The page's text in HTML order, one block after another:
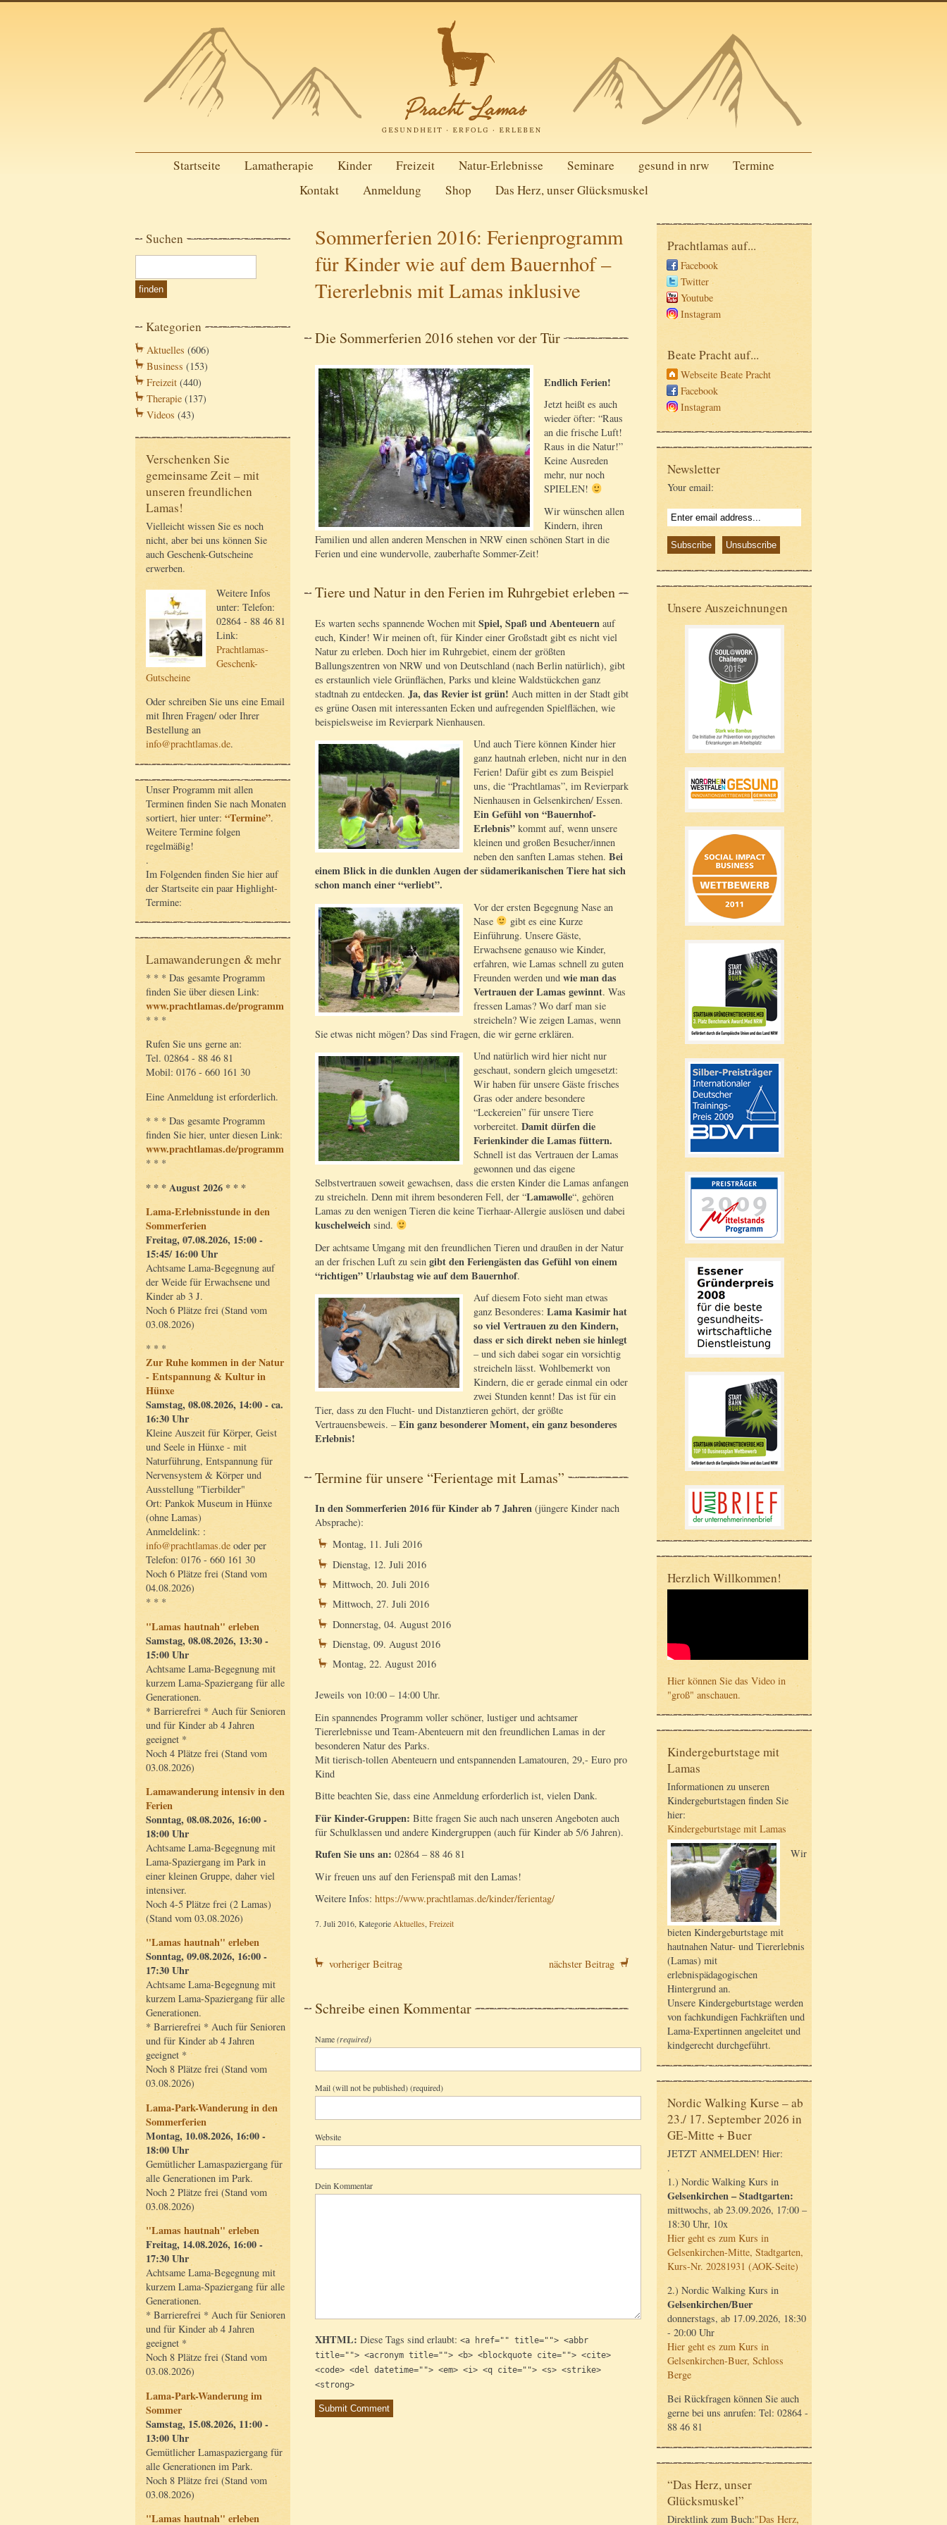
Startseite Lamatherapie Kinder Freizeit Natur-Erlebnisse Seminare gesund in nrw
Termine
Kontakt
Anmeldung Shop Das Herz, unser Glücksmuskel
Suchen
Kategorien
Aktuelles (606)
Business (153)
Freizeit (440)
Therapie (137)
Videos (43)
Verschenken Sie
gemeinsame Zeit – mit
unseren freundlichen
Lamas!
Vielleicht wissen Sie es noch
nicht, aber bei uns können Sie
auch Geschenk-Gutscheine
erwerben.
Weitere Infos
unter: Telefon:
02864 - 88 46 81
Link:
Prachtlamas-
Geschenk-
Gutscheine
Oder schreiben Sie uns eine Email
mit Ihren Fragen/ oder Ihrer
Bestellung an
info@prachtlamas.de.
Unser Programm mit allen
Terminen finden Sie nach Monaten
sortiert, hier unter: “Termine”.
Weitere Termine folgen
regelmäßig!
.
Im Folgenden finden Sie hier auf
der Startseite ein paar Highlight-
Termine:
Lamawanderungen & mehr
* * * Das gesamte Programm
finden Sie über diesen Link:
www.prachtlamas.de/programm
* * *
Rufen Sie uns gerne an:
Tel. 02864 - 88 46 81
Mobil: 0176 - 660 161 30
Eine Anmeldung ist erforderlich.
* * * Das gesamte Programm
finden Sie hier, unter diesen Link:
www.prachtlamas.de/programm
* * *
* * * August 2026 * * *
Lama-Erlebnisstunde in den
Sommerferien
Freitag, 07.08.2026, 15:00 -
15:45/ 16:00 Uhr
Achtsame Lama-Begegnung auf
der Weide für Erwachsene und
Kinder ab 3 J.
Noch 6 Plätze frei (Stand vom
03.08.2026)
* * *
Zur Ruhe kommen in der Natur
- Entspannung & Kultur in
Hünxe
Samstag, 08.08.2026, 14:00 - ca.
16:30 Uhr
Kleine Auszeit für Körper, Geist
und Seele in Hünxe - mit
Naturführung, Entspannung für
Nervensystem & Körper und
Ausstellung "Tierbilder"
Ort: Pankok Museum in Hünxe
(ohne Lamas)
Anmeldelink: :
info@prachtlamas.de oder per
Telefon: 0176 - 660 161 30
Noch 6 Plätze frei (Stand vom
04.08.2026)
* * *
"Lamas hautnah" erleben
Samstag, 08.08.2026, 13:30 -
15:00 Uhr
Achtsame Lama-Begegnung mit
kurzem Lama-Spaziergang für alle
Generationen.
* Barrierefrei * Auch für Senioren
und für Kinder ab 4 Jahren
geeignet *
Noch 4 Plätze frei (Stand vom
03.08.2026)
Lamawanderung intensiv in den
Ferien
Sonntag, 08.08.2026, 16:00 -
18:00 Uhr
Achtsame Lama-Begegnung mit
Lama-Spaziergang im Park in
einer kleinen Gruppe, daher viel
intensiver.
Noch 4-5 Plätze frei (2 Lamas)
(Stand vom 03.08.2026)
"Lamas hautnah" erleben
Sonntag, 09.08.2026, 16:00 -
17:30 Uhr
Achtsame Lama-Begegnung mit
kurzem Lama-Spaziergang für alle
Generationen.
* Barrierefrei * Auch für Senioren
und für Kinder ab 4 Jahren
geeignet *
Noch 8 Plätze frei (Stand vom
03.08.2026)
Lama-Park-Wanderung in den
Sommerferien
Montag, 10.08.2026, 16:00 -
18:00 Uhr
Gemütlicher Lamaspaziergang für
alle Generationen im Park.
Noch 2 Plätze frei (Stand vom
03.08.2026)
"Lamas hautnah" erleben
Freitag, 14.08.2026, 16:00 -
17:30 Uhr
Achtsame Lama-Begegnung mit
kurzem Lama-Spaziergang für alle
Generationen.
* Barrierefrei * Auch für Senioren
und für Kinder ab 4 Jahren
geeignet *
Noch 8 Plätze frei (Stand vom
03.08.2026)
Lama-Park-Wanderung im
Sommer
Samstag, 15.08.2026, 11:00 -
13:00 Uhr
Gemütlicher Lamaspaziergang für
alle Generationen im Park.
Noch 8 Plätze frei (Stand vom
03.08.2026)
"Lamas hautnah" erleben
Sommerferien 2016: Ferienprogramm
für Kinder wie auf dem Bauernhof –
Tiererlebnis mit Lamas inklusive
Die Sommerferien 2016 stehen vor der Tür
Endlich Ferien!
Jetzt heißt es auch
wieder öfter: “Raus
an die frische Luft!
Raus in die Natur!”
Keine Ausreden
mehr, nur noch
SPIELEN!
Wir wünschen allen
Kindern, ihren
Familien und allen anderen Menschen in NRW einen schönen Start in die
Ferien und eine wundervolle, zauberhafte Sommer-Zeit!
Tiere und Natur in den Ferien im Ruhrgebiet erleben
Es warten sechs spannende Wochen mit Spiel, Spaß und Abenteuern auf
euch, Kinder! Wir meinen oft, für Kinder einer Großstadt gibt es nicht viel
Natur zu erleben. Doch hier im Ruhrgebiet, einem der größten
Ballungszentren von NRW und von Deutschland (nach Berlin natürlich), gibt
es erstaunlich viele Grünflächen, Parks und kleine Waldstückchen ganz
stadtnah zu entdecken. Ja, das Revier ist grün! Auch mitten in der Stadt gibt
es grüne Oasen mit interessanten Ecken und aufregenden Spielflächen, wie
beispielsweise im Revierpark Nienhausen.
Und auch Tiere können Kinder hier
ganz hautnah erleben, nicht nur in den
Ferien! Dafür gibt es zum Beispiel
uns, die “Prachtlamas”, im Revierpark
Nienhausen in Gelsenkirchen/ Essen.
Ein Gefühl von “Bauernhof-
Erlebnis” kommt auf, wenn unsere
kleinen und großen Besucher/innen
neben den sanften Lamas stehen. Bei
einem Blick in die dunklen Augen der südamerikanischen Tiere hat sich
schon manch einer “verliebt”.
Vor der ersten Begegnung Nase an
Nase
gibt es eine Kurze
Einführung. Unsere Gäste,
Erwachsene genauso wie Kinder,
erfahren, wie Lamas schnell zu guten
Freunden werden und wie man das
Vertrauen der Lamas gewinnt. Was
fressen Lamas? Wo darf man sie
streicheln? Wie zeigen Lamas, wenn
Sie etwas nicht mögen? Das sind Fragen, die wir gerne erklären.
Und natürlich wird hier nicht nur
geschaut, sondern gleich umgesetzt:
Wir haben für unsere Gäste frisches
Gras oder andere besondere
“Leckereien” für unsere Tiere
vorbereitet. Damit dürfen die
Ferienkinder die Lamas füttern.
Schnell ist das Vertrauen der Lamas
gewonnen und das eigene
Selbstvertrauen soweit gewachsen, dass die ersten Kinder die Lamas anfangen
zu streicheln. Denn mit ihrem besonderen Fell, der “Lamawolle“, gehören
Lamas zu den wenigen Tieren die keine Tierhaar-Allergie auslösen und dabei
kuschelweich sind.
Der achtsame Umgang mit den freundlichen Tieren und draußen in der Natur
an der frischen Luft zu sein gibt den Feriengästen das Gefühl von einem
“richtigen” Urlaubstag wie auf dem Bauernhof.
Auf diesem Foto sieht man etwas
ganz Besonderes: Lama Kasimir hat
so viel Vertrauen zu den Kindern,
dass er sich direkt neben sie hinlegt
– und sich dabei sogar ein vorsichtig
streicheln lässt. Wohlbemerkt von
Kindern, die er gerade einmal ein oder
zwei Stunden kennt! Das ist für ein
Tier, dass zu den Flucht- und Distanztieren gehört, der größte
Vertrauensbeweis. –Ein ganz besonderer Moment, ein ganz besonderes
Erlebnis!
Termine für unsere “Ferientage mit Lamas”
In den Sommerferien 2016 für Kinder ab 7 Jahren (jüngere Kinder nach
Absprache):
Montag, 11. Juli 2016
Dienstag, 12. Juli 2016
Mittwoch, 20. Juli 2016
Mittwoch, 27. Juli 2016
Donnerstag, 04. August 2016
Dienstag, 09. August 2016
Montag, 22. August 2016
Jeweils von 10:00 – 14:00 Uhr.
Ein spannendes Programm voller schöner, lustiger und achtsamer
Tiererlebnisse und Team-Abenteuern mit den freundlichen Lamas in der
besonderen Natur des Parks.
Mit tierisch-tollen Abenteuern und entspannenden Lamatouren, 29,- Euro pro
Kind
Bitte beachten Sie, dass eine Anmeldung erforderlich ist, vielen Dank.
Für Kinder-Gruppen: Bitte fragen Sie auch nach unseren Angeboten auch
für Schulklassen und andere Kindergruppen (auch für Kinder ab 5/6 Jahren).
Rufen Sie uns an: 02864 – 88 46 81
Wir freuen uns auf den Ferienspaß mit den Lamas!
Weitere Infos: https://www.prachtlamas.de/kinder/ferientag/
7. Juli 2016, Kategorie Aktuelles Freizeit
vorheriger Beitrag nächster Beitrag
Schreibe einen Kommentar
Name(required)
Mail (will not be published) (required)
Website
Dein Kommentar
XHTML: Diese Tags sind erlaubt: <a href="" title=""> <abbr
title=""> <acronym title=""> <b> <blockquote cite=""> <cite>
<code> <del datetime=""> <em> <i> <q cite=""> <s> <strike>
<strong>
Prachtlamas auf...
Facebook
Twitter
Youtube
Instagram
Beate Pracht auf...
Webseite Beate Pracht
Facebook
Instagram
Newsletter
Your email:
Unsere Auszeichnungen
Herzlich Willkommen!
Hier können Sie das Video in
"groß" anschauen.
Kindergeburtstage mit
Lamas
Informationen zu unseren
Kindergeburtstagen finden Sie
hier:
Kindergeburtstage mit Lamas
Wir
bieten Kindergeburtstage mit
hautnahen Natur- und Tiererlebnis
(Lamas) mit
erlebnispädagogischen
Hintergrund an.
Unsere Kindergeburtstage werden
von fachkundigen Fachkräften und
Lama-Expertinnen angeleitet und
kindgerecht durchgeführt.
Nordic Walking Kurse – ab
23./ 17. September 2026 in
GE-Mitte + Buer
JETZT ANMELDEN! Hier:
.
1.) Nordic Walking Kurs in
Gelsenkirchen – Stadtgarten:
mittwochs, ab 23.09.2026, 17:00 –
18:30 Uhr, 10x
Hier geht es zum Kurs in
Gelsenkirchen-Mitte, Stadtgarten,
Kurs-Nr. 20281931 (AOK-Seite)
2.) Nordic Walking Kurs in
Gelsenkirchen/Buer
donnerstags, ab 17.09.2026, 18:30
- 20:00 Uhr
Hier geht es zum Kurs in
Gelsenkirchen-Buer, Schloss
Berge
Bei Rückfragen können Sie auch
gerne bei uns anrufen: Tel: 02864 -
88 46 81
“Das Herz, unser
Glücksmuskel”
Direktlink zum Buch:"Das Herz,